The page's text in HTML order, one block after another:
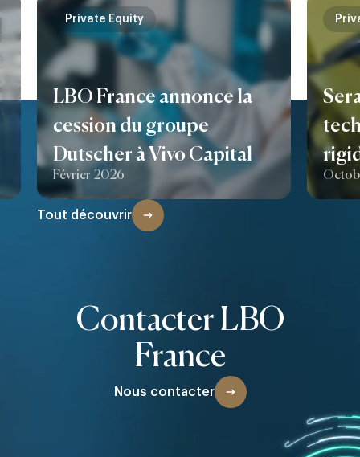
LBO France annonce la
cession du groupe
Dutscher à Vivo Capital
Février 2026
Private Equity
Tout découvrir
Contacter LBO
France
Nous contacter